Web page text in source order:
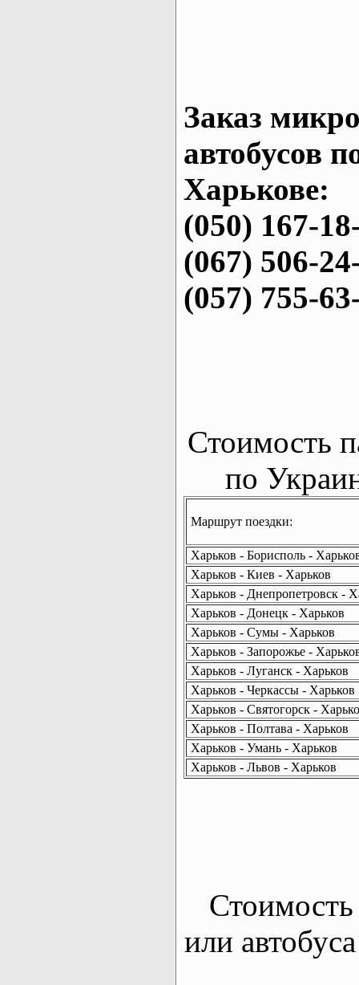
Заказ
автобусов
Харькове:
(050) 167-
(067) 506-
(057) 755-
Стоимость
по
Маршрут поездки:
Харьков - Борисполь -
Харьков - Киев - Харьков
Харьков - Днепропетровск -
Харьков - Донецк - Харьков
Харьков - Сумы - Харьков
Харьков - Запорожье -
Харьков - Луганск - Харьков
Харьков - Черкассы - Харьков
Харьков - Святогорск -
Харьков - Полтава - Харьков
Харьков - Умань - Харьков
Харьков - Львов - Харьков
Стоимость
или